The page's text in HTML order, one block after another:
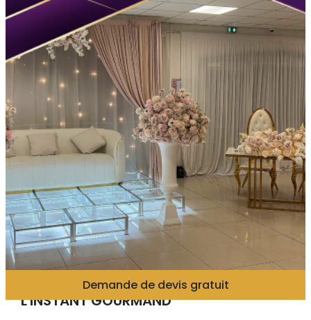
Pause
Demande de devis gratuit
L'INSTANT GOURMAND